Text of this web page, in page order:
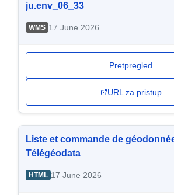
ju.env_06_33
WMS 17 June 2026
Pretpregled
URL za pristup
Liste et commande de
Télégéodata
HTML 17 June 2026